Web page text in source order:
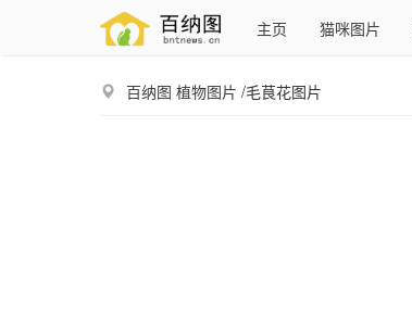
主页 猫咪图片
百纳图 植物图片 /毛茛花图片